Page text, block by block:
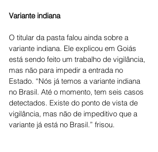
Variante indiana
O titular da pasta falou ainda sobre a
variante indiana. Ele explicou em Goiás
está sendo feito um trabalho de vigilância,
mas não para impedir a entrada no
Estado. “Nós já temos a variante indiana
no Brasil. Até o momento, tem seis casos
detectados. Existe do ponto de vista de
vigilância, mas não de impeditivo que a
variante já está no Brasil.” frisou.